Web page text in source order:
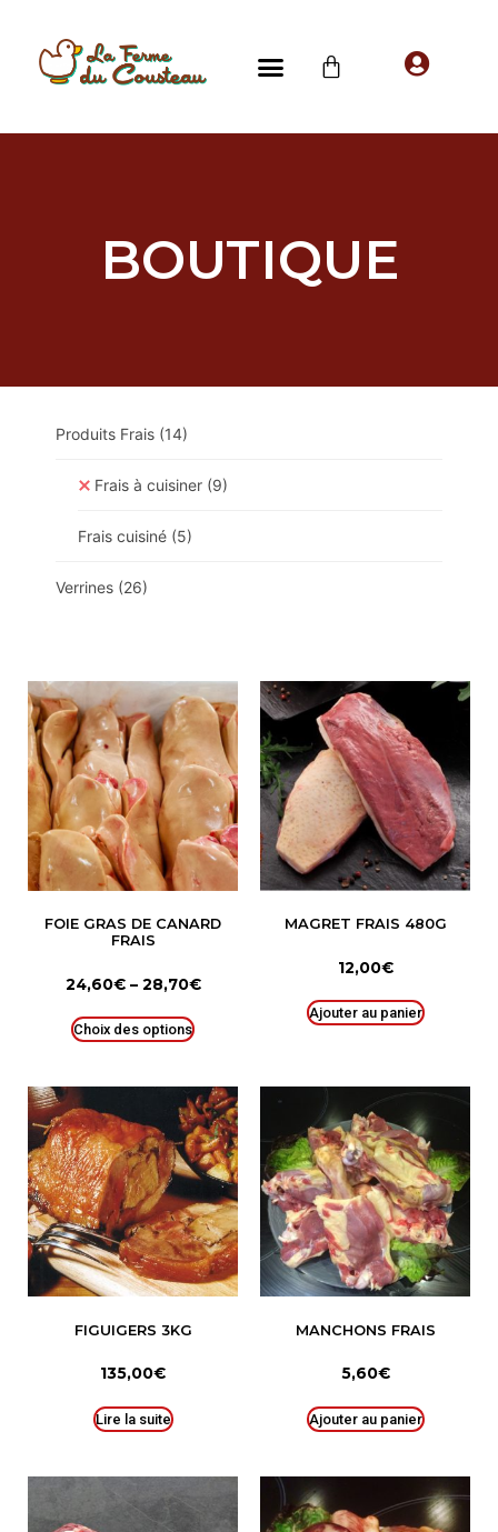
BOUTIQUE
Produits Frais (14)
Frais à cuisiner (9)
Frais cuisiné (5)
Verrines (26)
FOIE GRAS DE CANARD
FRAIS
24,60€– 28,70€
Choix des options
MAGRET FRAIS 480G
12,00€
Ajouter au panier
FIGUIGERS 3KG
135,00€
Lire la suite
MANCHONS FRAIS
5,60€
Ajouter au panier